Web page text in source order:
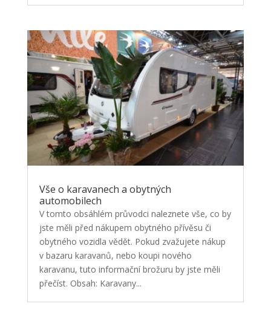
Vše o karavanech a obytných
automobilech
V tomto obsáhlém průvodci naleznete vše, co by
jste měli před nákupem obytného přívěsu či
obytného vozidla vědět. Pokud zvažujete nákup
v bazaru karavanů, nebo koupi nového
karavanu, tuto informační brožuru by jste měli
přečíst. Obsah: Karavany...